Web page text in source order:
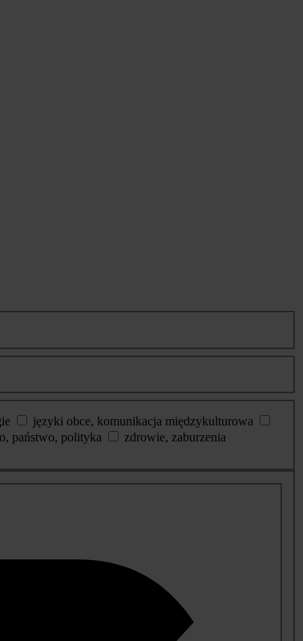
języki obce, komunikacja międzykulturowa
państwo, polityka
zdrowie, zaburzenia